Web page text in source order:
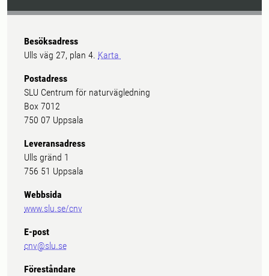
Besöksadress
Ulls väg 27, plan 4. Karta
Postadress
SLU Centrum för naturvägledning
Box 7012
750 07 Uppsala
Leveransadress
Ulls gränd 1
756 51 Uppsala
Webbsida
www.slu.se/cnv
E-post
cnv@slu.se
Föreståndare